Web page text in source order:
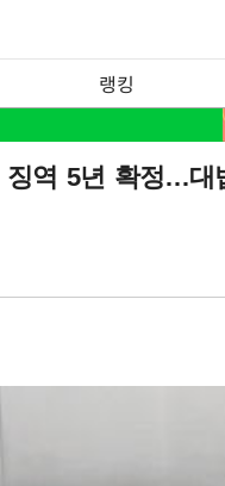
랭킹
징역 5년 확정…대